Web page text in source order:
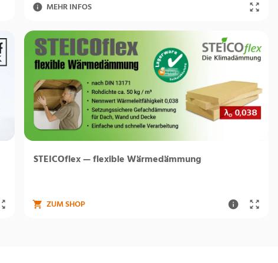
MEHR INFOS
STEICOflex — flexible Wärmedämmung
ZUM SHOP